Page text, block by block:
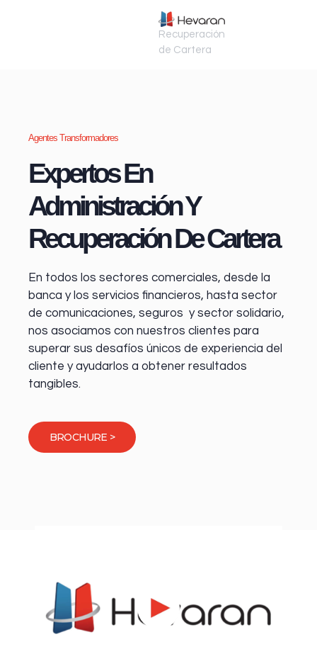
Recuperación
de Cartera
Agentes Transformadores
Expertos En
Administración Y
Recuperación De Cartera
En todos los sectores comerciales, desde la
banca y los servicios financieros, hasta sector
de comunicaciones, seguros y sector solidario,
nos asociamos con nuestros clientes para
superar sus desafíos únicos de experiencia del
cliente y ayudarlos a obtener resultados
tangibles.
BROCHURE >